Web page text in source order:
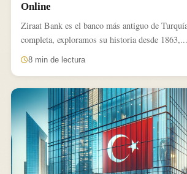
Online
Ziraat Bank es el banco más antiguo de
completa, exploramos su historia desde 1863,...
8 min de lectura